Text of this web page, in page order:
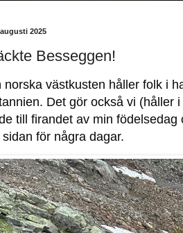
2025
Besseggen!
norska västkusten håller folk i
Det gör också vi (håller
till firandet av min
för några dagar.